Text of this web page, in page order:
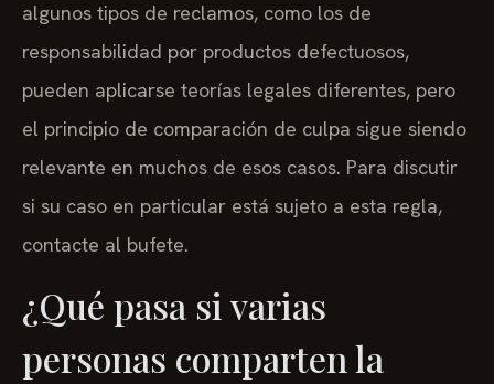
algunos tipos de reclamos, como los de
responsabilidad por productos defectuosos,
pueden aplicarse teorías legales diferentes, pero
el principio de comparación de culpa sigue siendo
relevante en muchos de esos casos. Para discutir
si su caso en particular está sujeto a esta regla,
contacte al bufete.
¿Qué pasa si varias
personas comparten la